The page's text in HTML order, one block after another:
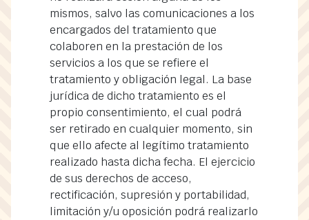
mismos, salvo las comunicaciones a los
encargados del tratamiento que
colaboren en la prestación de los
servicios a los que se refiere el
tratamiento y obligación legal. La base
jurídica de dicho tratamiento es el
propio consentimiento, el cual podrá
ser retirado en cualquier momento, sin
que ello afecte al legítimo tratamiento
realizado hasta dicha fecha. El ejercicio
de sus derechos de acceso,
rectificación, supresión y portabilidad,
limitación y/u oposición podrá realizarlo